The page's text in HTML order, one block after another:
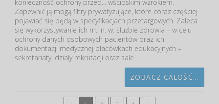
konieczność ochrony przed... wścibskim wzrokiem.
Zapewnić ją mogą filtry prywatyzujące, które coraz częściej
pojawiać się będą w specyfikacjach przetargowych. Zaleca
się wykorzystywanie ich m. in. w: służbie zdrowia – w celu
ochrony danych osobowych pacjentów oraz ich
dokumentacji medycznej placówkach edukacyjnych –
sekretariaty, działy rekrutacji oraz sale ...
ZOBACZ CAŁOŚĆ...